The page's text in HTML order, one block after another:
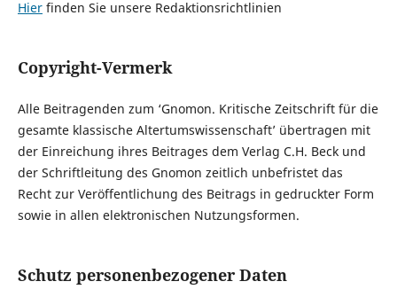
Hierfinden Sie unsere Redaktionsrichtlinien
Copyright-Vermerk
Alle Beitragenden zum ‘Gnomon. Kritische Zeitschrift für die
gesamte klassische Altertumswissenschaft’ übertragen mit
der Einreichung ihres Beitrages dem Verlag C.H. Beck und
der Schriftleitung des Gnomon zeitlich unbefristet das
Recht zur Veröffentlichung des Beitrags in gedruckter Form
sowie in allen elektronischen Nutzungsformen.
Schutz personenbezogener Daten